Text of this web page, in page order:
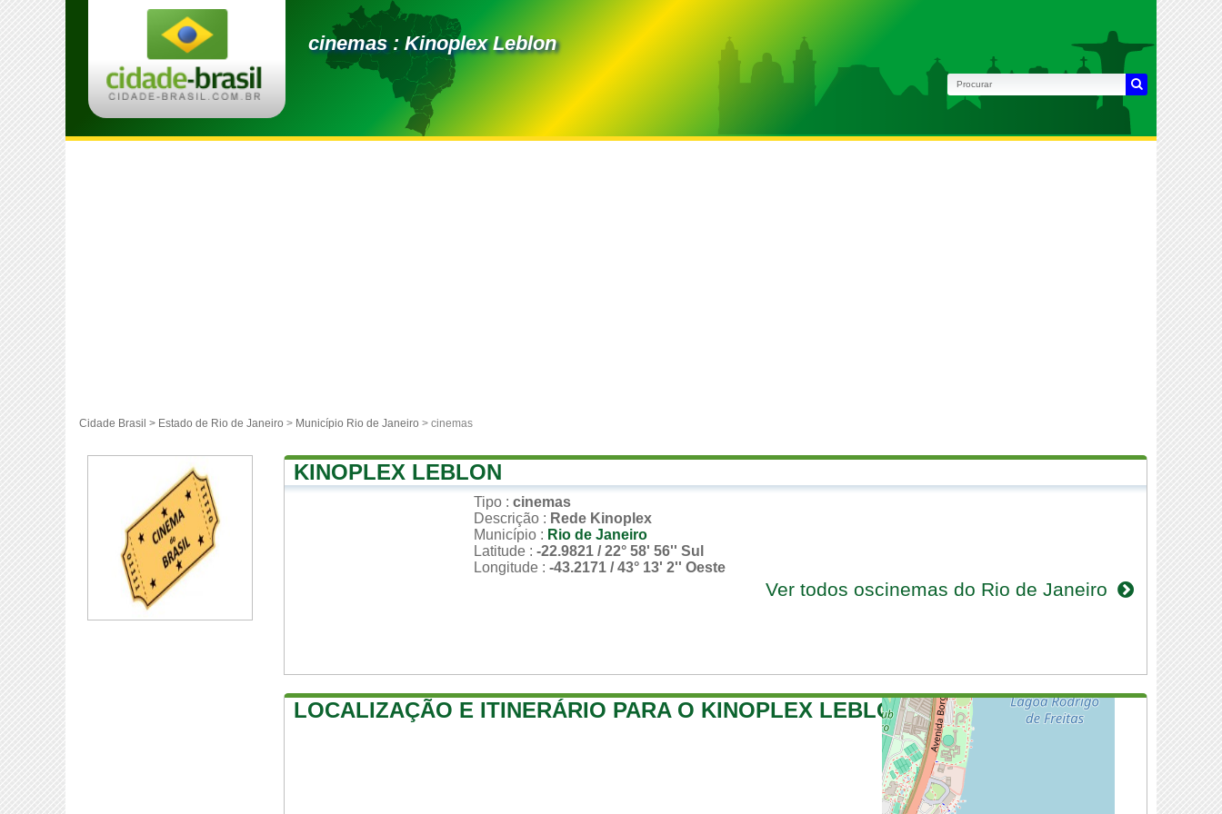
cinemas : Kinoplex Leblon
Cidade Brasil > Estado de Rio de Janeiro > Município Rio de Janeiro > cinemas
KINOPLEX LEBLON
Tipo : cinemas
Descrição : Rede Kinoplex
Município : Rio de Janeiro
Latitude : -22.9821 / 22° 58' 56'' Sul
Longitude : -43.2171 / 43° 13' 2'' Oeste
Ver todos oscinemas do Rio de Janeiro
LOCALIZAÇÃO E ITINERÁRIO PARA O KINOPLEX LEBLON